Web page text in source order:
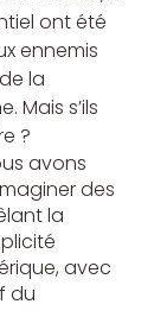
ont été
ennemis
la
Mais s’ils
?
avons
des
la
avec
du